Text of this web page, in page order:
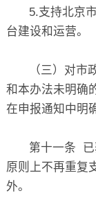
5.支持北京
台建设和运营。
（三）对市
和本办法未明确
在申报通知中明
第十一条 已
原则上不再重复
外。